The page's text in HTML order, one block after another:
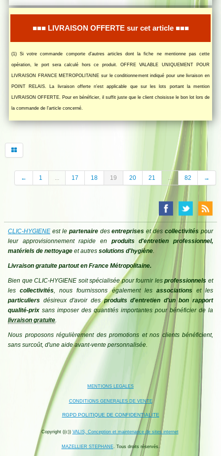
■■■ LIVRAISON OFFERTE sur cet article ■■■
(1) Si votre commande comporte d'autres articles dont la fiche ne mentionne pas cette
opération, le port sera calculé hors ce produit. OFFRE VALABLE UNIQUEMENT POUR
LIVRAISON FRANCE METROPOLITAINE sur le conditionnement indiqué pour une livraison en
POINT RELAIS. La livraison offerte n'est applicable que sur les lots portant la mention
LIVRAISON OFFERTE. Pour en bénéficier, il suffit juste que le client choisisse le bon lot lors de
la commande de l'article concerné.
← 1 ... 17 18 19 20 21 ... 82 →
CLIC-HYGIENE est le partenairedesentreprises et descollectivités pour
leur approvisionnement rapide en produits d'entretien professionnel,
matériels de nettoyage et autres solutions d'hygiène.
Livraison gratuite partout en France Métropolitaine.
Bien que CLIC-HYGIENE soit spécialisée pour fournir lesprofessionnels et
lescollectivités, nous fournissons également les associations et les
particuliers désireux d'avoir desproduits d'entretien d'un bon rapport
qualité-prix sans imposer des quantités importantes pour bénéficier de la
livraison gratuite.
Nous proposons régulièrement des promotions et nos clients bénéficient,
sans surcoût, d'une aide avant-vente personnalisée.
MENTIONS LEGALES
CONDITIONS GENERALES DE VENTE
RGPD POLITIQUE DE CONFIDENTIALITE
Copyright ((c)) VALIS, Conception et maintenance de sites internet
MAZELLIER STEPHANE. Tous droits réservés.